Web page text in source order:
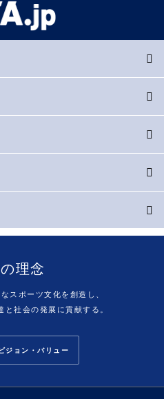
理念
スポーツ文化を創造し、
社会の発展に貢献する。
ジョン・バリュー